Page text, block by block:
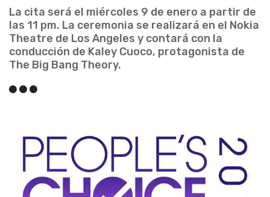
La cita será el miércoles 9 de enero a partir de
las 11 pm. La ceremonia se realizará en el Nokia
Theatre de Los Angeles y contará con la
conducción de Kaley Cuoco, protagonista de
The Big Bang Theory.